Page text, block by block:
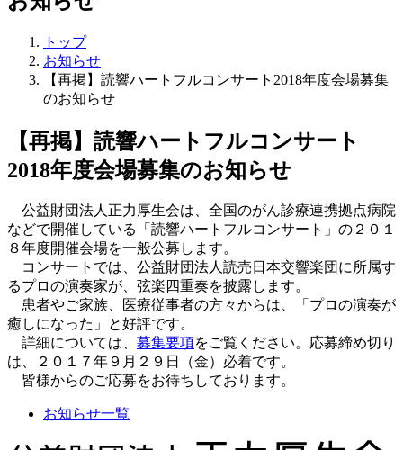
トップ
お知らせ
【再掲】読響ハートフルコンサート2018年度会場募集
のお知らせ
【再掲】読響ハートフルコンサート
2018年度会場募集のお知らせ
公益財団法人正力厚生会は、全国のがん診療連携拠点病院
などで開催している「読響ハートフルコンサート」の２０１
８年度開催会場を一般公募します。
コンサートでは、公益財団法人読売日本交響楽団に所属す
るプロの演奏家が、弦楽四重奏を披露します。
患者やご家族、医療従事者の方々からは、「プロの演奏が
癒しになった」と好評です。
詳細については、 募集要項をご覧ください。応募締め切り
は、２０１７年９月２９日（金）必着です。
皆様からのご応募をお待ちしております。
お知らせ一覧